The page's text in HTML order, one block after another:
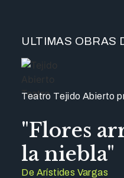
ULTIMAS OBRAS
Teatro Tejido Abierto
"Flores
la niebla"
De Arístides Vargas